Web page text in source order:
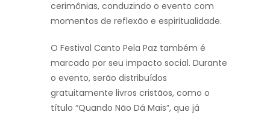
cerimônias, conduzindo o evento com
momentos de reflexão e espiritualidade.
O Festival Canto Pela Paz também é
marcado por seu impacto social. Durante
o evento, serão distribuídos
gratuitamente livros cristãos, como o
título “Quando Não Dá Mais”, que já